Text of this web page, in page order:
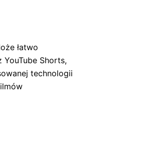
łatwo
Shorts,
technologii